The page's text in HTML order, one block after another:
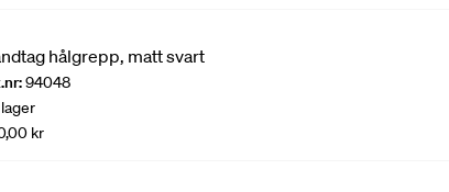
hålgrepp, matt svart
94048
kr